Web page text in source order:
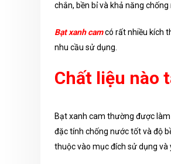
chắn, bền bỉ và khả năng
Bạt xanh camcó rất nhiều kích
nhu cầu sử dụng.
Chất liệu nào
Bạt xanh cam thường được
đặc tính chống nước tốt và độ
thuộc vào mục đích sử dụng và